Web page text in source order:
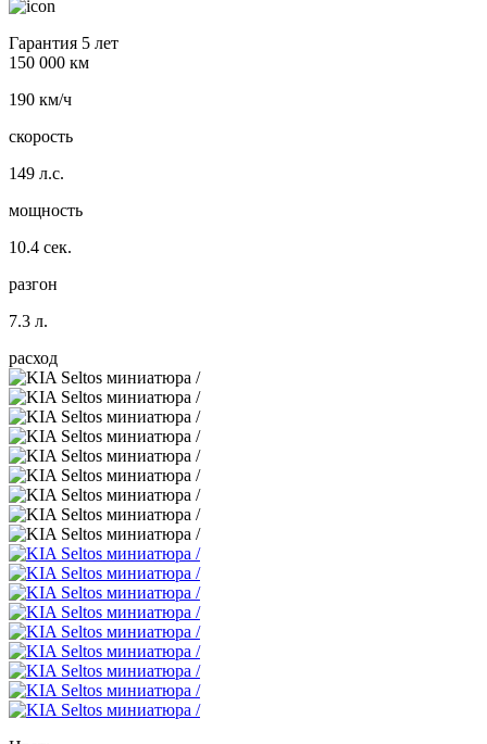
Гарантия 5 лет
150 000 км
190 км/ч
скорость
149 л.с.
мощность
10.4 сек.
разгон
7.3 л.
расход